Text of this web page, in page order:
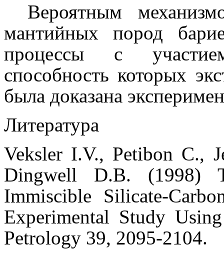
Вероятным
мантийных пород
процессы с
способность которых
была доказана
Литература
Veksler I.V., Petibon C.,
Dingwell D.B. (1998)
Immiscible Silicate-
Experimental Study
Petrology 39, 2095-2104.